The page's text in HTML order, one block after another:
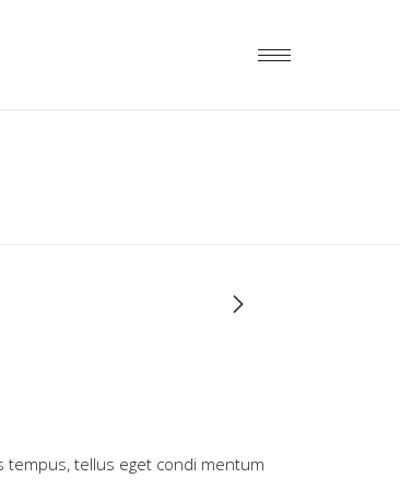
tempus, tellus eget condi mentum